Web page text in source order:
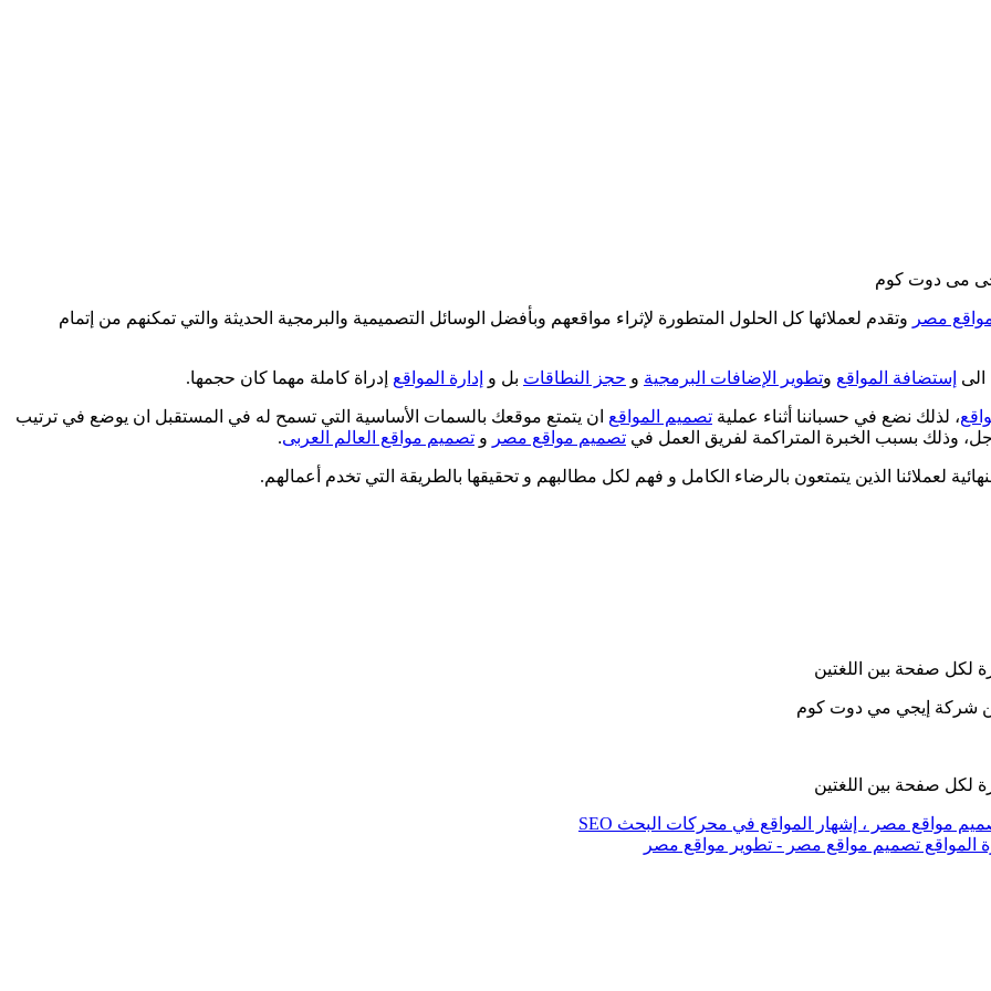
مى دوت كوم
مصر وتقدم لعملائها كل الحلول المتطورة لإثراء مواقعهم وبأفضل الوسائل التصميمية والبرمجية الحديثة والتي تمكنهم من إتمام
الى إستضافة المواقع وتطوير الإضافات البرمجية و حجز النطاقات بل و إدارة المواقع إدراة كاملة مهما كان حجمها.
، لذلك نضع في حسباننا أثناء عملية تصميم المواقع ان يتمتع موقعك بالسمات الأساسية التي تسمح له في المستقبل ان يوضع في ترتيب
وذلك بسبب الخبرة المتراكمة لفريق العمل في تصميم مواقع مصر و تصميم مواقع العالم العربى.
لعملائنا الذين يتمتعون بالرضاء الكامل و فهم لكل مطالبهم و تحقيقها بالطريقة التي تخدم أعمالهم.
لكل صفحة بين اللغتين
من شركة إيجي مي دوت كوم
لكل صفحة بين اللغتين
مواقع مصر ، إشهار المواقع في محركات البحث SEO
المواقع تصميم مواقع مصر - تطوير مواقع مصر